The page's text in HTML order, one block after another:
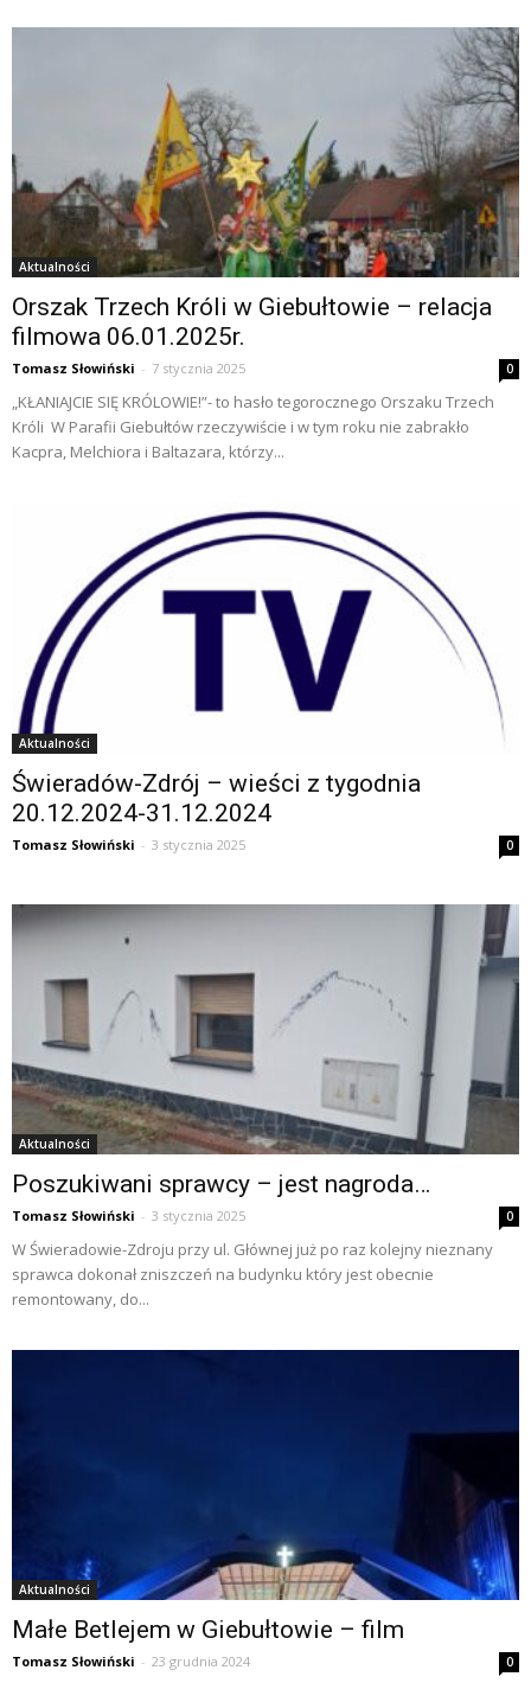
Aktualności
Orszak Trzech Króli w Giebułtowie – relacja
filmowa 06.01.2025r.
Tomasz Słowiński - 7 stycznia 2025 0
„KŁANIAJCIE SIĘ KRÓLOWIE!”- to hasło tegorocznego Orszaku Trzech
Króli W Parafii Giebułtów rzeczywiście i w tym roku nie zabrakło
Kacpra, Melchiora i Baltazara, którzy...
Aktualności
Świeradów-Zdrój – wieści z tygodnia
20.12.2024-31.12.2024
Tomasz Słowiński - 3 stycznia 2025 0
Aktualności
Poszukiwani sprawcy – jest nagroda…
Tomasz Słowiński - 3 stycznia 2025 0
W Świeradowie-Zdroju przy ul. Głównej już po raz kolejny nieznany
sprawca dokonał zniszczeń na budynku który jest obecnie
remontowany, do...
Aktualności
Małe Betlejem w Giebułtowie – film
Tomasz Słowiński - 23 grudnia 2024 0